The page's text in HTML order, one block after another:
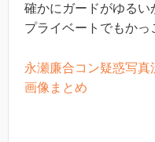
確かにガードがゆるい
プライベートでもかっ
永瀬廉合コン疑惑写
画像まとめ